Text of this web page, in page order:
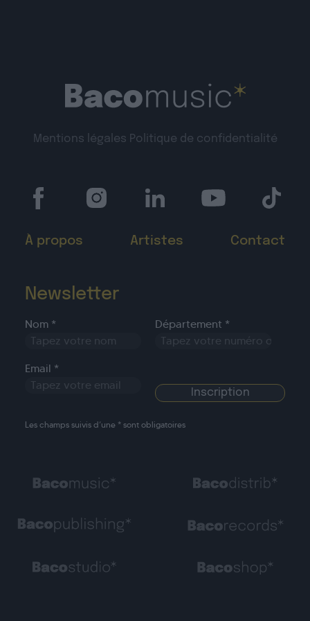
Mentions légales Politique de confidentialité
À propos Artistes Contact
Newsletter
Nom * Département *
Email *
Les champs suivis d’une * sont obligatoires